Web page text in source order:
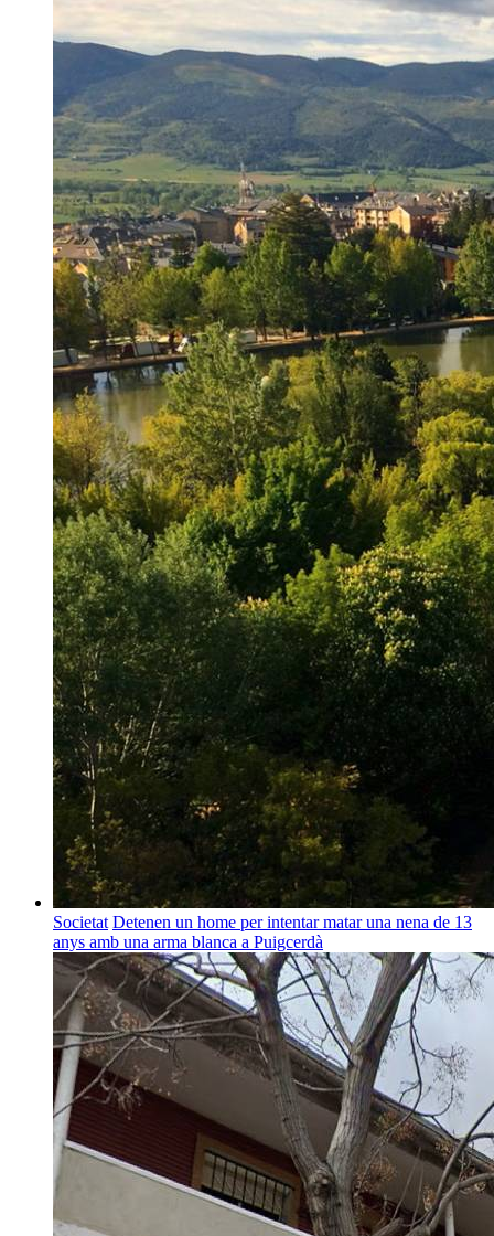
Societat Detenen un home per intentar matar una nena de 13
anys amb una arma blanca a Puigcerdà